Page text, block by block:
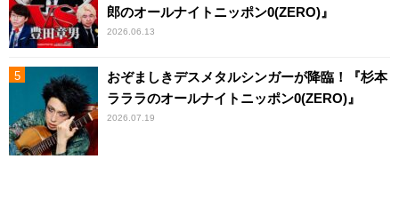
郎のオールナイトニッポン0(ZERO)』
2026.06.13
おぞましきデスメタルシンガーが降臨！『杉本
ラララのオールナイトニッポン0(ZERO)』
2026.07.19